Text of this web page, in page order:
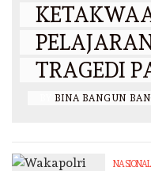
TRAGEDI
BINA BANGUN
NASIONAL